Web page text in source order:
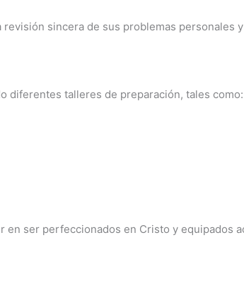
sincera de sus problemas personales
diferentes talleres de preparación, tales como:
ser perfeccionados en Cristo y equipados